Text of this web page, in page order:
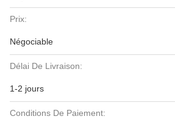
Prix:
Négociable
Délai De Livraison:
1-2 jours
Conditions De Paiement: